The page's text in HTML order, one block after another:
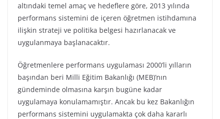
altındaki temel amaç ve hedeflere göre, 2013 yılında
performans sistemini de içeren öğretmen istihdamına
ilişkin strateji ve politika belgesi hazırlanacak ve
uygulanmaya başlanacaktır.
Öğretmenlere performans uygulaması 2000’li yılların
başından beri Milli Eğitim Bakanlığı (MEB)’nın
gündeminde olmasına karşın bugüne kadar
uygulamaya konulamamıştır. Ancak bu kez Bakanlığın
performans sistemini uygulamakta çok daha kararlı